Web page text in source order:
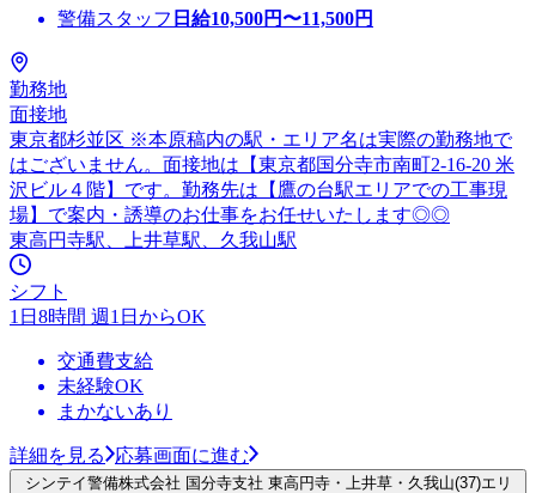
警備スタッフ 日給10,500円〜11,500円
勤務地
面接地
東京都杉並区 ※本原稿内の駅・エリア名は実際の勤務地で
はございません。面接地は【東京都国分寺市南町2-16-20 米
沢ビル４階】です。勤務先は【鷹の台駅エリアでの工事現
場】で案内・誘導のお仕事をお任せいたします◎◎
東高円寺駅、上井草駅、久我山駅
シフト
1日8時間 週1日からOK
交通費支給
未経験OK
まかないあり
詳細を見る 応募画面に進む
シンテイ警備株式会社 国分寺支社 東高円寺・上井草・久我山(37)エリ